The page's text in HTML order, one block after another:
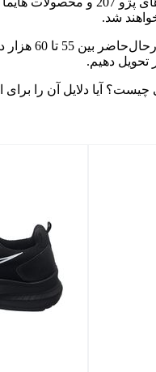
شد.
دهیم.
آیا دلایل آن را برای